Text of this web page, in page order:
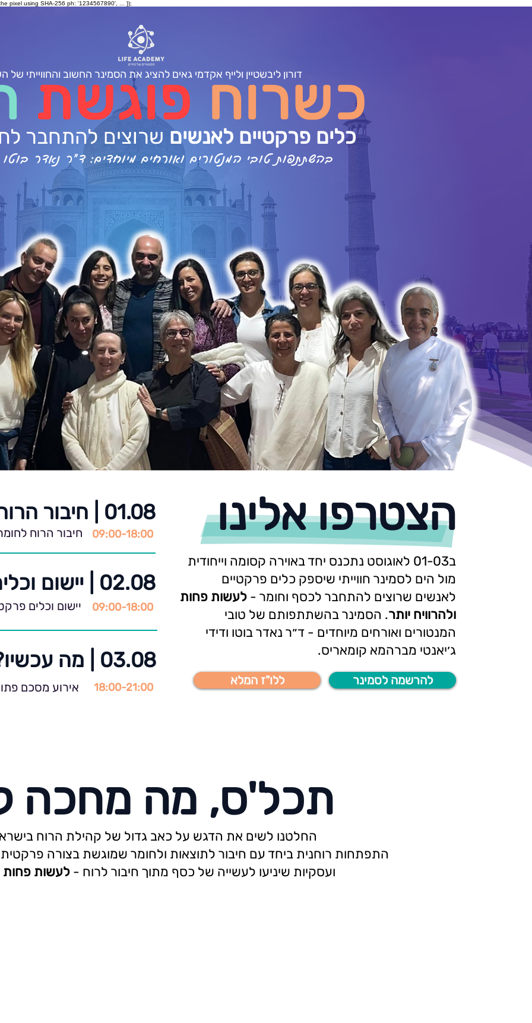
pixel using SHA-256 ph: '1234567890', ... });
כשרוחפוגשת
כלים פרקטיים לאנשים שרוצים להתחבר
דורון ליבשטיין ולייף אקדמי גאים להציג את הסמינר החשוב והחווייתי של
בהשתתפות טובי המנטורים ואורחים מיוחדים: ד"ר נאדר בוטו
01.08 | חיבור הרוח לכסף
09:00-18:00 חיבור הרוח
02.08 | יישום וכלים פרקטים
יישום וכלים 09:00-18:00
03.08 | מה עכשיו? ומה הלאה?
אירוע מסכם 18:00-21:00
הצטרפו אלינו
ב01-03 לאוגוסט נתכנס יחד באוירה קסומה וייחודית
מול הים לסמינר חווייתי שיספק כלים פרקטיים
לאנשים שרוצים להתחבר לכסף וחומר - לעשות פחות
ולהרוויח יותר. הסמינר בהשתתפותם של טובי
המנטורים ואורחים מיוחדים - ד״ר נאדר בוטו ודידי
ג׳יאנטי מברהמא קומאריס.
ללו"ז המלא להרשמה לסמינר
תכל'ס, מה מחכה
החלטנו לשים את הדגש על כאב גדול של קהילת הרוח
התפתחות רוחנית ביחד עם חיבור לתוצאות ולחומר שמוגשת בצורה פרקטית
ועסקיות שיניעו לעשייה של כסף מתוך חיבור לרוח - לעשות פחות